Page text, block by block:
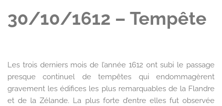
30/10/1612 – Tempête
Les trois derniers mois de l’année 1612 ont subi le passage
presque continuel de tempêtes qui endommagèrent
gravement les édifices les plus remarquables de la Flandre
et de la Zélande. La plus forte d’entre elles fut observée